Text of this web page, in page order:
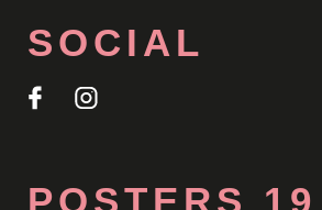
SOCIAL
POSTERS